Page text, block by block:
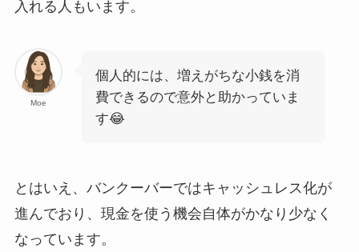
入れる人もいます。
Moe
個人的には、増えがちな小銭を消
費できるので意外と助かっていま
す😂
とはいえ、バンクーバーではキャッシュレス化が
進んでおり、現金を使う機会自体がかなり少なく
なっています。